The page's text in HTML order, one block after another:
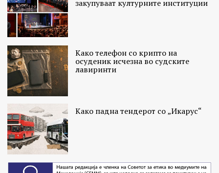
закупуваат културните институции
Како телефон со крипто на
осуденик исчезна во судските
лавиринти
Како падна тендерот со „Икарус“